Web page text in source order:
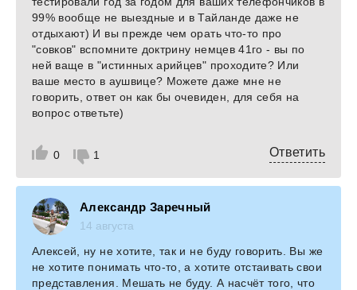
0 1
99% вообще не выездные и в Тайланде даже не
отдыхают) И вы прежде чем орать что-то про
"совков" вспомните доктрину немцев 41го - вы по
ней ваще в "истинных арийцев" проходите? Или
ваше место в аушвице? Можете даже мне не
говорить, ответ он как бы очевиден, для себя на
вопрос ответьте)
Ответить
Александр Заречный
14 августа
Алексей, ну не хотите, так и не буду говорить. Вы же
не хотите понимать что-то, а хотите отстаивать свои
представления. Мешать не буду. А насчёт того, что